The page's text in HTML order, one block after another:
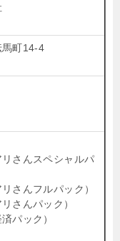
馬町14-4
さんスペシャルパ
んフルパック）
さんパック）
パック）